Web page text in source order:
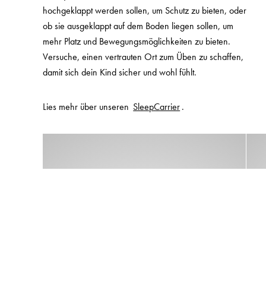
hochgeklappt werden sollen, um Schutz zu bieten, oder
ob sie ausgeklappt auf dem Boden liegen sollen, um
mehr Platz und Bewegungsmöglichkeiten zu bieten.
Versuche, einen vertrauten Ort zum Üben zu schaffen,
damit sich dein Kind sicher und wohl fühlt.
Lies mehr über unseren SleepCarrier.